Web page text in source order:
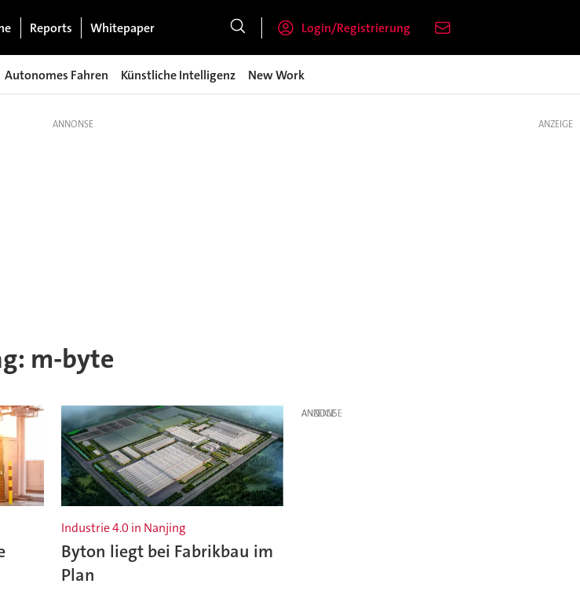
Reports Whitepaper Login/Registrierung
Autonomes Fahren Künstliche Intelligenz New Work
m-byte
Industrie 4.0 in Nanjing
Byton liegt bei Fabrikbau im
Plan
ANZEIGE
ANZEIGE